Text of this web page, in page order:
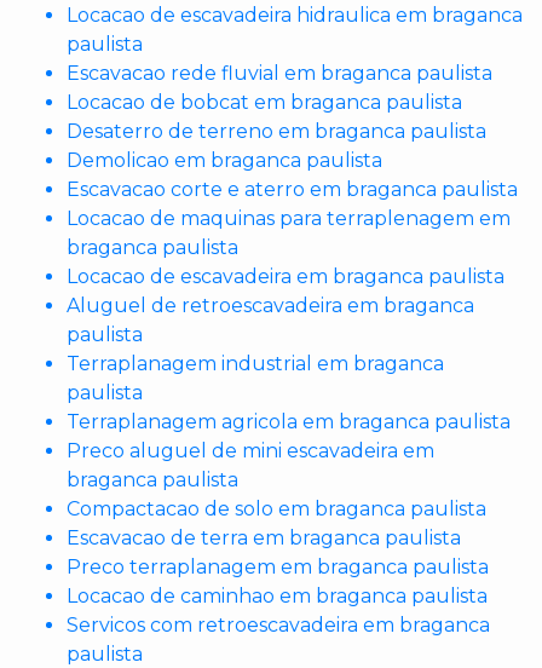
Locacao de escavadeira hidraulica em braganca
paulista
Escavacao rede fluvial em braganca paulista
Locacao de bobcat em braganca paulista
Desaterro de terreno em braganca paulista
Demolicao em braganca paulista
Escavacao corte e aterro em braganca paulista
Locacao de maquinas para terraplenagem em
braganca paulista
Locacao de escavadeira em braganca paulista
Aluguel de retroescavadeira em braganca
paulista
Terraplanagem industrial em braganca
paulista
Terraplanagem agricola em braganca paulista
Preco aluguel de mini escavadeira em
braganca paulista
Compactacao de solo em braganca paulista
Escavacao de terra em braganca paulista
Preco terraplanagem em braganca paulista
Locacao de caminhao em braganca paulista
Servicos com retroescavadeira em braganca
paulista